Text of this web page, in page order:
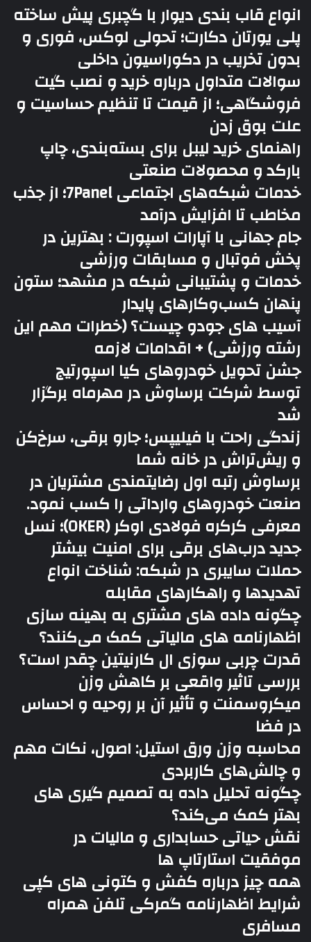
انواع قاب بندی دیوار با گچبری پیش ساخته
پلی یورتان دکارت؛ تحولی لوکس، فوری و
بدون تخریب در دکوراسیون داخلی
سوالات متداول درباره خرید و نصب گیت
فروشگاهی؛ از قیمت تا تنظیم حساسیت و
علت بوق زدن
راهنمای خرید لیبل برای بسته‌بندی، چاپ
بارکد و محصولات صنعتی
خدمات شبکه‌های اجتماعی 7Panel؛ از جذب
مخاطب تا افزایش درآمد
جام جهانی با آپارات اسپورت : بهترین در
پخش فوتبال و مسابقات ورزشی
خدمات و پشتیبانی شبکه در مشهد؛ ستون
پنهان کسب‌وکارهای پایدار
آسیب های جودو چیست؟ (خطرات مهم این
رشته ورزشی) + اقدامات لازمه
جشن تحویل خودروهای کیا اسپورتیج
توسط شرکت برساوش در مهرماه برگزار
شد
زندگی راحت با فیلیپس؛ جارو برقی، سرخ‌کن
و ریش‌تراش در خانه شما
برساوش رتبه اول رضایتمندی مشتریان در
صنعت خودروهای وارداتی را کسب نمود.
معرفی کرکره فولادی اوکر (OKER)؛ نسل
جدید درب‌های برقی برای امنیت بیشتر
حملات سایبری در شبکه: شناخت انواع
تهدیدها و راهکارهای مقابله
چگونه داده های مشتری به بهینه سازی
اظهارنامه های مالیاتی کمک می‌کنند؟
قدرت چربی سوزی ال کارنیتین چقدر است؟
بررسی تاثیر واقعی بر کاهش وزن
میکروسمنت و تأثیر آن بر روحیه و احساس
در فضا
محاسبه وزن ورق استیل: اصول، نکات مهم
و چالش‌های کاربردی
چگونه تحلیل داده به تصمیم گیری های
بهتر کمک می‌کند؟
نقش حیاتی حسابداری و مالیات در
موفقیت استارتاپ ها
همه چیز درباره کفش و کتونی های کپی
شرایط اظهارنامه گمرکی تلفن همراه
مسافری